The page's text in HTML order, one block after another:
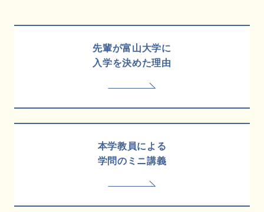
先輩が富山大学に
入学を決めた理由
本学教員による
学問のミニ講義